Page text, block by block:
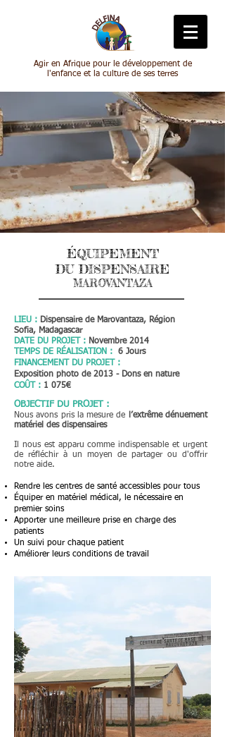
Agir en Afrique pour le développement de
l'enfance et la culture de ses terres
ÉQUIPEMENT
DU DISPENSAIRE
MAROVANTAZA
LIEU : Dispensaire de Marovantaza, Région
Sofia, Madagascar
DATE DU PROJET : Novembre 2014
TEMPS DE RÉALISATION :
6 Jours
FINANCEMENT DU PROJET :
Exposition photo de 2013 - Dons en nature
COÛT
: 1 075€
OBJECTIF DU PROJET :
Nous avons pris la mesure de
l’extrême dénuement
matériel des dispensaires
Il nous est apparu comme indispensable et urgent
de réfléchir à un moyen de partager ou d'offrir
notre aide.
Rendre les centres de santé accessibles pour tous
Équiper en matériel médical, le nécessaire en
premier soins
Apporter une meilleure prise en charge des
patients
Un suivi pour chaque patient
Améliorer leurs conditions de travail